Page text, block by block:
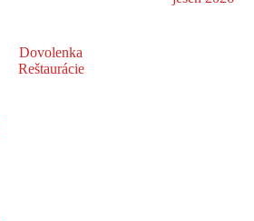
Dovolenka
Reštaurácie